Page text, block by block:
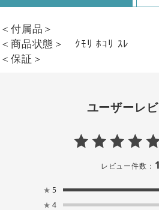
＜付属品＞
＜商品状態＞ ｸﾓﾘ ﾎｺﾘ ｽﾚ
＜保証＞
ユーザーレ
レビュー件数：
★ 5
★ 4